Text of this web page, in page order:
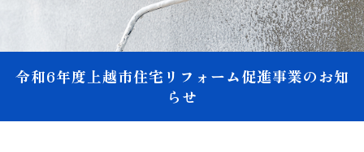
令和6年度上越市住宅リフォーム促進事業のお知
らせ